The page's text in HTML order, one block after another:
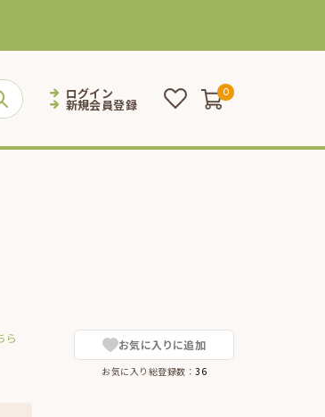
ログイン
新規会員登録
0
ら お気に入りに追加
お気に入り総登録数： 36